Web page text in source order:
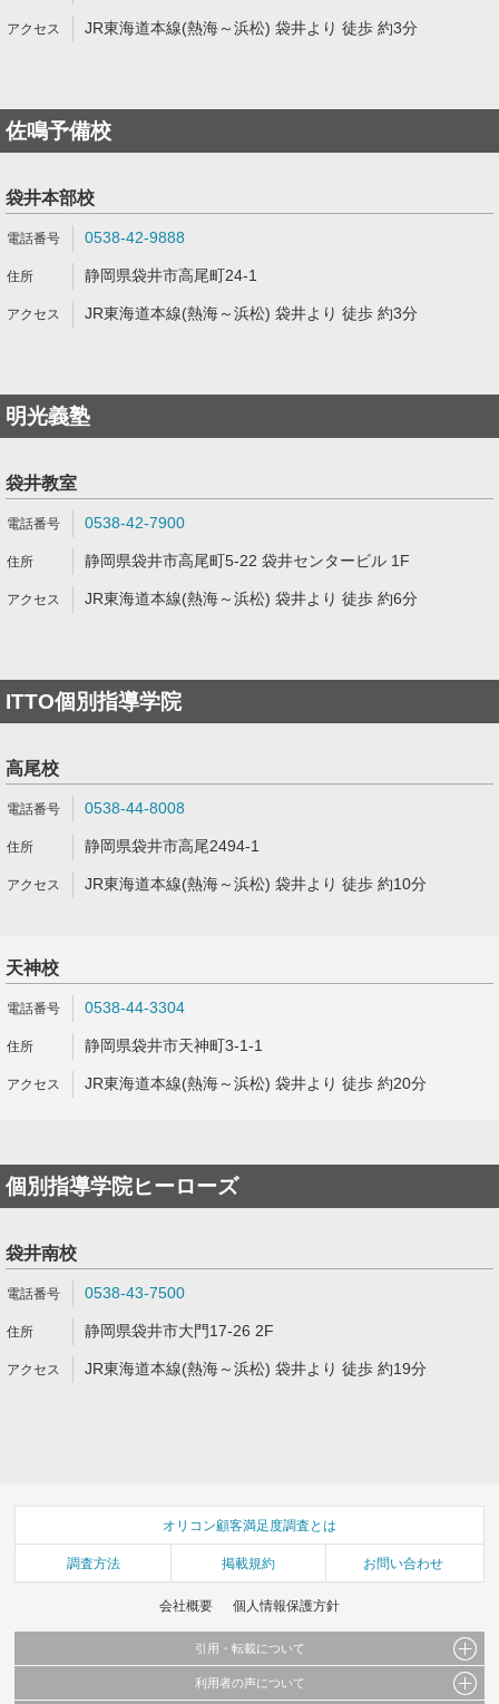
JR東海道本線(熱海～浜松) 袋井より 徒歩 約3分
佐鳴予備校
袋井本部校
0538-42-9888
静岡県袋井市高尾町24-1
JR東海道本線(熱海～浜松) 袋井より 徒歩 約3分
明光義塾
袋井教室
0538-42-7900
静岡県袋井市高尾町5-22 袋井センタービル 1F
JR東海道本線(熱海～浜松) 袋井より 徒歩 約6分
ITTO個別指導学院
高尾校
0538-44-8008
静岡県袋井市高尾2494-1
JR東海道本線(熱海～浜松) 袋井より 徒歩 約10分
天神校
0538-44-3304
静岡県袋井市天神町3-1-1
JR東海道本線(熱海～浜松) 袋井より 徒歩 約20分
個別指導学院ヒーローズ
袋井南校
0538-43-7500
静岡県袋井市大門17-26 2F
JR東海道本線(熱海～浜松) 袋井より 徒歩 約19分
オリコン顧客満足度調査とは
調査方法 掲載規約 お問い合わせ
会社概要 個人情報保護方針
引用・転載について
当サイトで公開されている情報（文字、写真、イラスト、画像データ等）及びこれらの配
利用者の声について